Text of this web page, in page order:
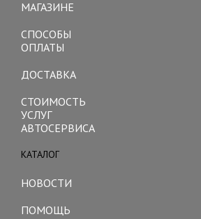
МАГАЗИНЕ
СПОСОБЫ
ОПЛАТЫ
ДОСТАВКА
СТОИМОСТЬ
УСЛУГ
АВТОСЕРВИСА
КАТАЛОГ
НОВОСТИ
ПОМОЩЬ